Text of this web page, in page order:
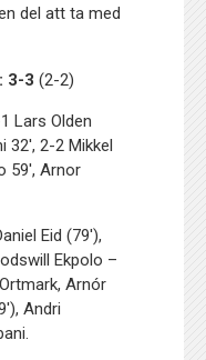
del att ta med
3-3 (2-2)
Lars Olden
32′, 2-2 Mikkel
59′, Arnor
Eid (79′),
Ekpolo –
Arnór
Andri